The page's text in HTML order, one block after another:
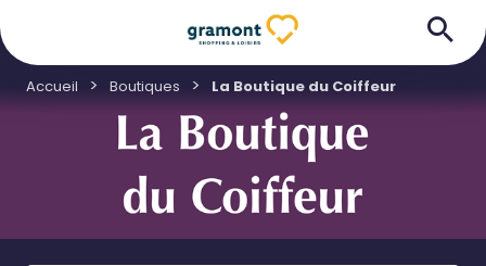
Accueil Boutiques La Boutique du Coiffeur